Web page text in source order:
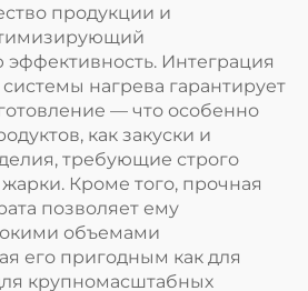
продукции и
эффективность. Интеграция
нагрева гарантирует
— что особенно
как закуски и
требующие строго
Кроме того, прочная
позволяет ему
объемами
его пригодным как для
крупномасштабных